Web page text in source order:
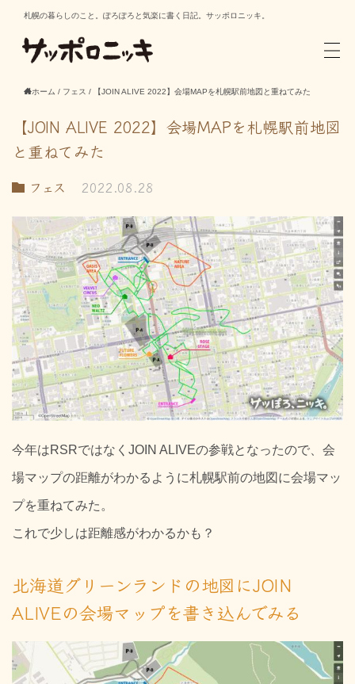
札幌の暮らしのこと。ぽろぽろと気楽に書く日記。サッポロニッキ。
ホーム / フェス / 【JOIN ALIVE 2022】会場MAPを札幌駅前地図と重ねてみた
【JOIN ALIVE 2022】会場MAPを札幌駅前地図
と重ねてみた
フェス 2022.08.28
今年はRSRではなくJOIN ALIVEの参戦となったので、会
場マップの距離がわかるように札幌駅前の地図に会場マッ
プを重ねてみた。
これで少しは距離感がわかるかも？
北海道グリーンランドの地図にJOIN
ALIVEの会場マップを書き込んでみる